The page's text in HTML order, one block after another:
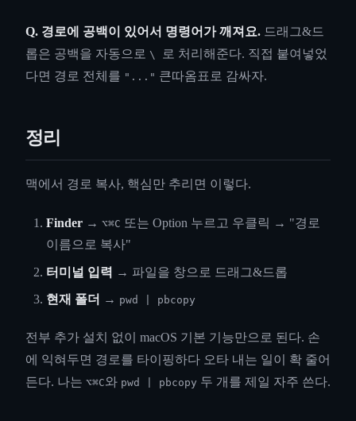
Q. 경로에 공백이 있어서 명령어가 깨져요. 드래그&드
롭은 공백을 자동으로 \
로 처리해준다. 직접 붙여넣었
다면 경로 전체를 "..." 큰따옴표로 감싸자.
정리
맥에서 경로 복사, 핵심만 추리면 이렇다.
Finder→ ⌥⌘C 또는 Option 누르고 우클릭 → "경로
이름으로 복사"
터미널 입력 → 파일을 창으로 드래그&드롭
현재 폴더 → pwd | pbcopy
전부 추가 설치 없이 macOS 기본 기능만으로 된다. 손
에 익혀두면 경로를 타이핑하다 오타 내는 일이 확 줄어
든다. 나는 ⌥⌘C와 pwd | pbcopy 두 개를 제일 자주 쓴다.